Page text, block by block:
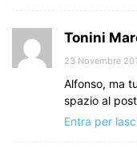
Tonini
23 Novembre
Alfonso, ma
spazio al
Entra per